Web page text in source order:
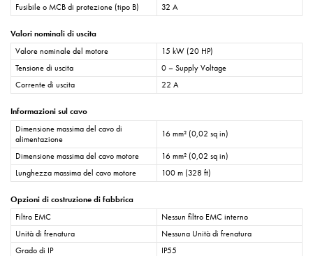
Fusibile o MCB di protezione (tipo B)
32 A
Valori nominali di uscita
Valore nominale del motore
15 kW (20 HP)
Tensione di uscita
0 – Supply Voltage
Corrente di uscita
22 A
Informazioni sul cavo
Dimensione massima del cavo di
alimentazione
16 mm² (0,02 sq in)
Dimensione massima del cavo motore
16 mm² (0,02 sq in)
Lunghezza massima del cavo motore
100 m (328 ft)
Opzioni di costruzione di fabbrica
Filtro EMC
Nessun filtro EMC interno
Unità di frenatura
Nessuna Unità di frenatura
Grado di IP
IP55